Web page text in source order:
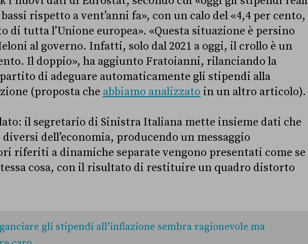
rispetto a vent’anni fa», con un calo del «4,4 per cento,
di tutta l’Unione europea». «Questa situazione è persino
al governo. Infatti, solo dal 2021 a oggi, il crollo è un
Il doppio», ha aggiunto Fratoianni, rilanciando la
di adeguare automaticamente gli stipendi alla
(proposta che abbiamo analizzato in un altro articolo).
il segretario di Sinistra Italiana mette insieme dati che
dell’economia, producendo un messaggio
riferiti a dinamiche separate vengono presentati come se
cosa, con il risultato di restituire un quadro distorto
gli stipendi all’inflazione sembra ragionevole ma